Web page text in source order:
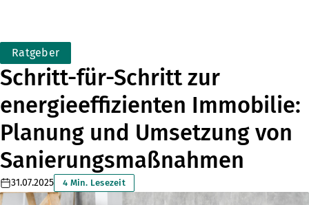
Ratgeber
Schritt-für-Schritt zur
energieeffizienten Immobilie:
Planung und Umsetzung von
Sanierungsmaßnahmen
31.07.2025 4 Min. Lesezeit